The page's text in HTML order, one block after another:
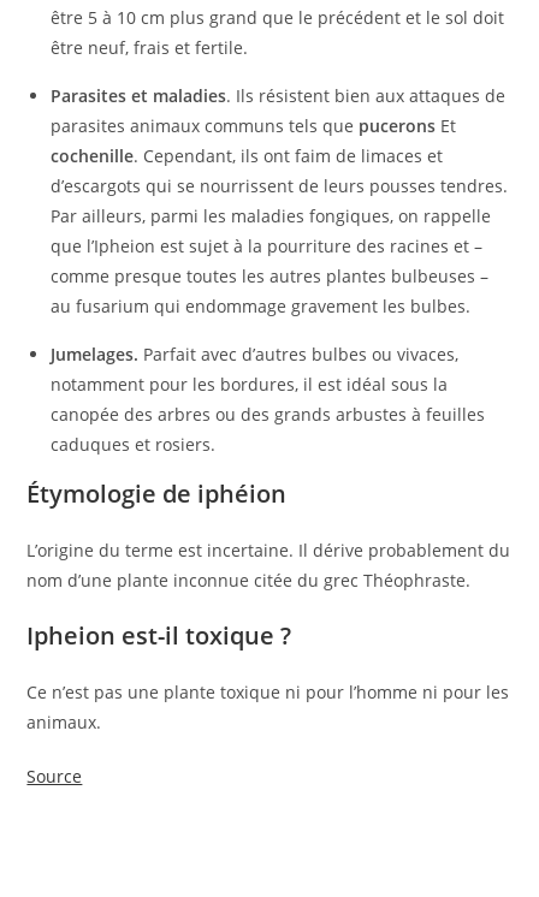
être 5 à 10 cm plus grand que le précédent et le sol doit
être neuf, frais et fertile.
Parasites et maladies. Ils résistent bien aux attaques de
parasites animaux communs tels que pucerons Et
cochenille. Cependant, ils ont faim de limaces et
d’escargots qui se nourrissent de leurs pousses tendres.
Par ailleurs, parmi les maladies fongiques, on rappelle
que l’Ipheion est sujet à la pourriture des racines et –
comme presque toutes les autres plantes bulbeuses –
au fusarium qui endommage gravement les bulbes.
Jumelages. Parfait avec d’autres bulbes ou vivaces,
notamment pour les bordures, il est idéal sous la
canopée des arbres ou des grands arbustes à feuilles
caduques et rosiers.
Étymologie de iphéion
L’origine du terme est incertaine. Il dérive probablement du
nom d’une plante inconnue citée du grec Théophraste.
Ipheion est-il toxique ?
Ce n’est pas une plante toxique ni pour l’homme ni pour les
animaux.
Source